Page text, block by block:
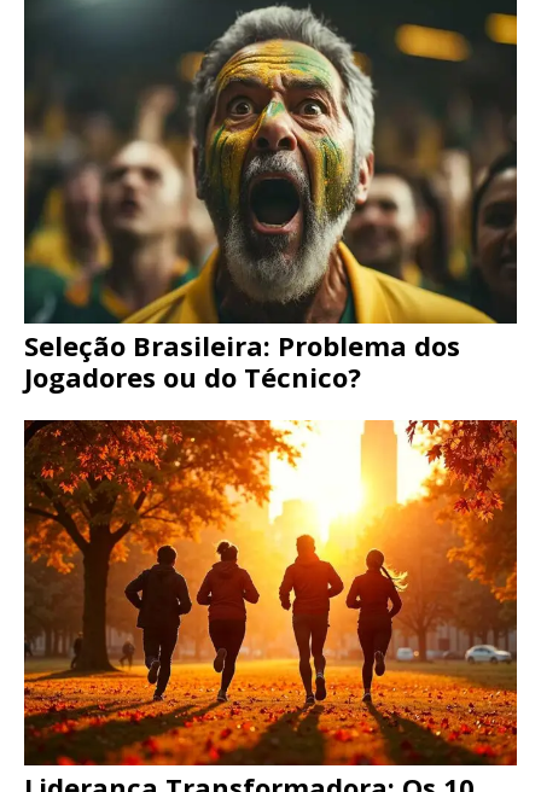
Seleção Brasileira: Problema dos
Jogadores ou do Técnico?